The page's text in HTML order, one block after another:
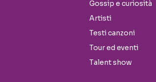
Gossip e curiosità
Artisti
Testi canzoni
Tour ed eventi
Talent show